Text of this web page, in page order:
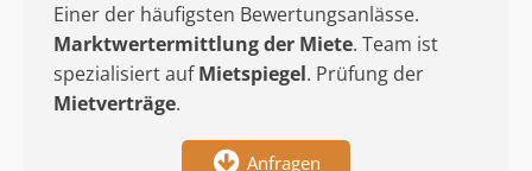
Einer der häufigsten Bewertungsanlässe.
Marktwertermittlungder Miete. Team ist
spezialisiert aufMietspiegel. Prüfung der
Mietverträge.
Anfragen